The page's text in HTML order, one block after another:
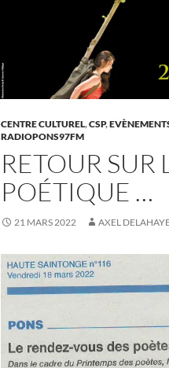
CENTRE CULTUREL,CSP,
RADIOPONS97FM
RETOUR SUR
POÉTIQUE …
21 MARS 2022 AXEL